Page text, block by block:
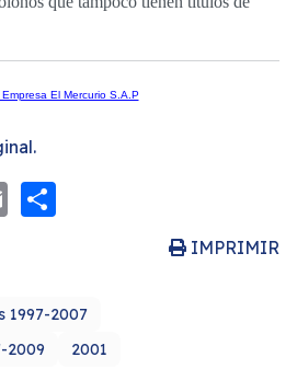
El Mercurio S.A.P
Email
IMPRIMIR
1997-2007
2009
2001